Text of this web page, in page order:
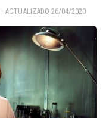
· ACTUALIZADO 26/04/2020